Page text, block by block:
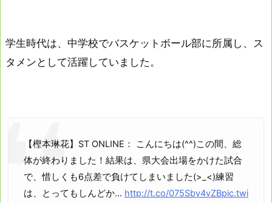
学生時代は、中学校でバスケットボール部に所属し、ス
タメンとして活躍していました。
【樫本琳花】ST ONLINE： こんにちは(^^)この間、総
体が終わりました！結果は、県大会出場をかけた試合
で、惜しくも6点差で負けてしまいました(>_<)練習
は、とってもしんどか… http://t.co/075Sbv4vZBpic.twi